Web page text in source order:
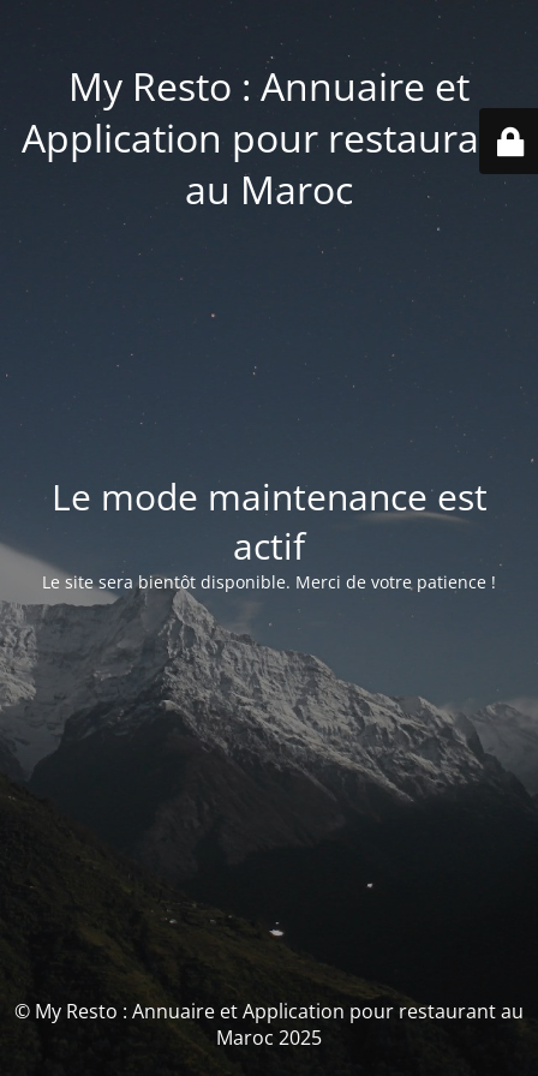
My Resto : Annuaire et
Application pour restaurant
au Maroc
Le mode maintenance est
actif
Le site sera bientôt disponible. Merci de votre patience !
© My Resto : Annuaire et Application pour restaurant au
Maroc 2025